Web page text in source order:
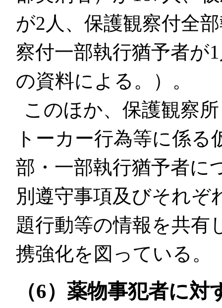
が2人、保護観察付全
察付一部執行猶予者が
の資料による。）。
このほか、保護観察
トーカー行為等に係
部・一部執行猶予者に
別遵守事項及びそれぞ
題行動等の情報を共有
携強化を図っている。
（6）薬物事犯者に対